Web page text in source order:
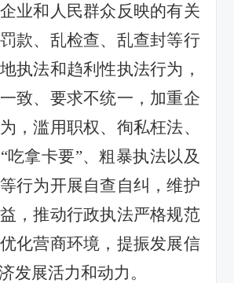
业和人民群众反映的有关
款、乱检查、乱查封等行
执法和趋利性执法行为，
致、要求不统一，加重企
，滥用职权、徇私枉法、
“吃拿卡要”、粗暴执法以及
行为开展自查自纠，维护
，推动行政执法严格规范
化营商环境，提振发展信
发展活力和动力。